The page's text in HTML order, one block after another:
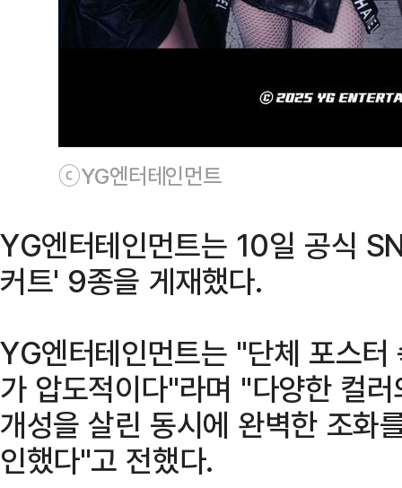
ⓒYG엔터테인먼트
YG엔터테인먼트는 10일 공식
커트' 9종을 게재했다.
YG엔터테인먼트는 "단체 포스
가 압도적이다"라며 "다양한 컬
개성을 살린 동시에 완벽한 조화
인했다"고 전했다.